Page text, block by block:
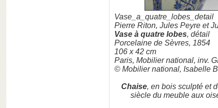
Vase_a_quatre_lobes_detail
Pierre Riton, Jules Peyre et
Vase à quatre lobes, détail
Porcelaine de Sèvres, 1854
106 x 42 cm
Paris, Mobilier national, inv.
© Mobilier national, Isabelle
Chaise, en bois sculpté et
siècle du meuble aux